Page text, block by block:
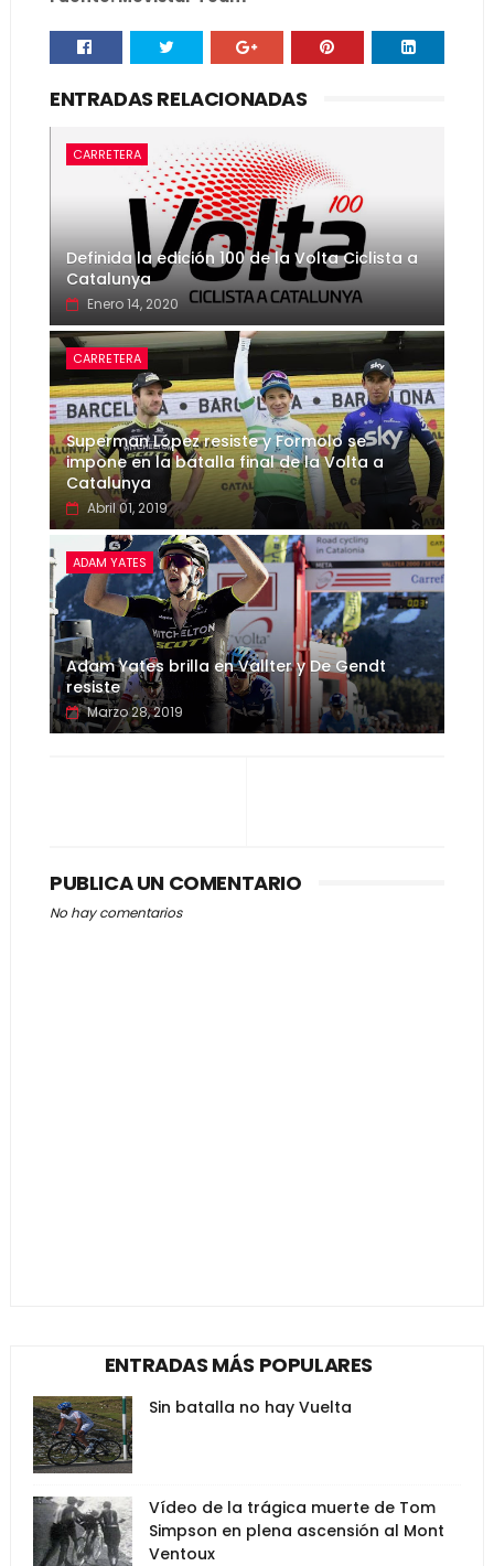
ENTRADAS RELACIONADAS
CARRETERA
Definida la edición 100 de la Volta Ciclista a
Catalunya
Enero 14, 2020
CARRETERA
Superman López resiste y Formolo se
impone en la batalla final de la Volta a
Catalunya
Abril 01, 2019
ADAM YATES
Adam Yates brilla en Vallter y De Gendt
resiste
Marzo 28, 2019
PUBLICA UN COMENTARIO
No hay comentarios
ENTRADAS MÁS POPULARES
Sin batalla no hay Vuelta
Vídeo de la trágica muerte de Tom
Simpson en plena ascensión al Mont
Ventoux